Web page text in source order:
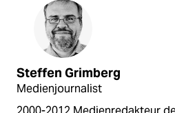
Steffen Grimberg
Medienjournalist